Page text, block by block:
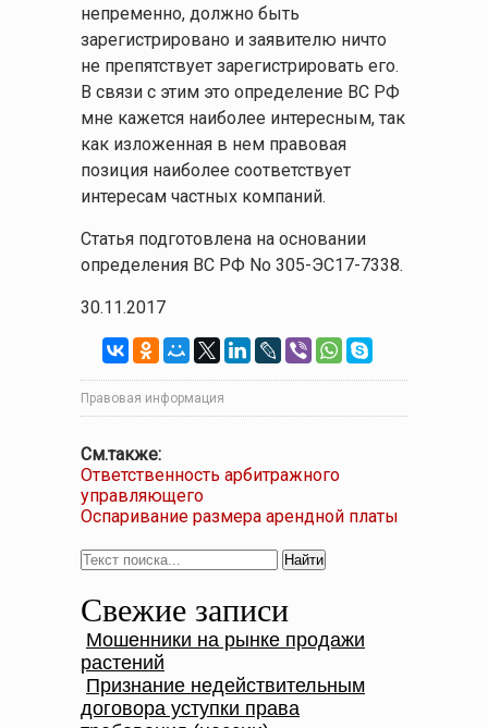
непременно, должно быть
зарегистрировано и заявителю ничто
не препятствует зарегистрировать его.
В связи с этим это определение ВС РФ
мне кажется наиболее интересным, так
как изложенная в нем правовая
позиция наиболее соответствует
интересам частных компаний.
Статья подготовлена на основании
определения ВС РФ No 305-ЭС17-7338.
30.11.2017
Правовая информация
См.также:
Ответственность арбитражного
управляющего
Оспаривание размера арендной платы
Свежие записи
Мошенники на рынке продажи
растений
Признание недействительным
договора уступки права